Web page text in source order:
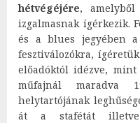
hétvégéjére,
izgalmasnak ígérkezik.
és a blues jegyében a
fesztiválozókra,
előadóktól idézve,
műfajnál maradva
helytartójának
át a stafétát